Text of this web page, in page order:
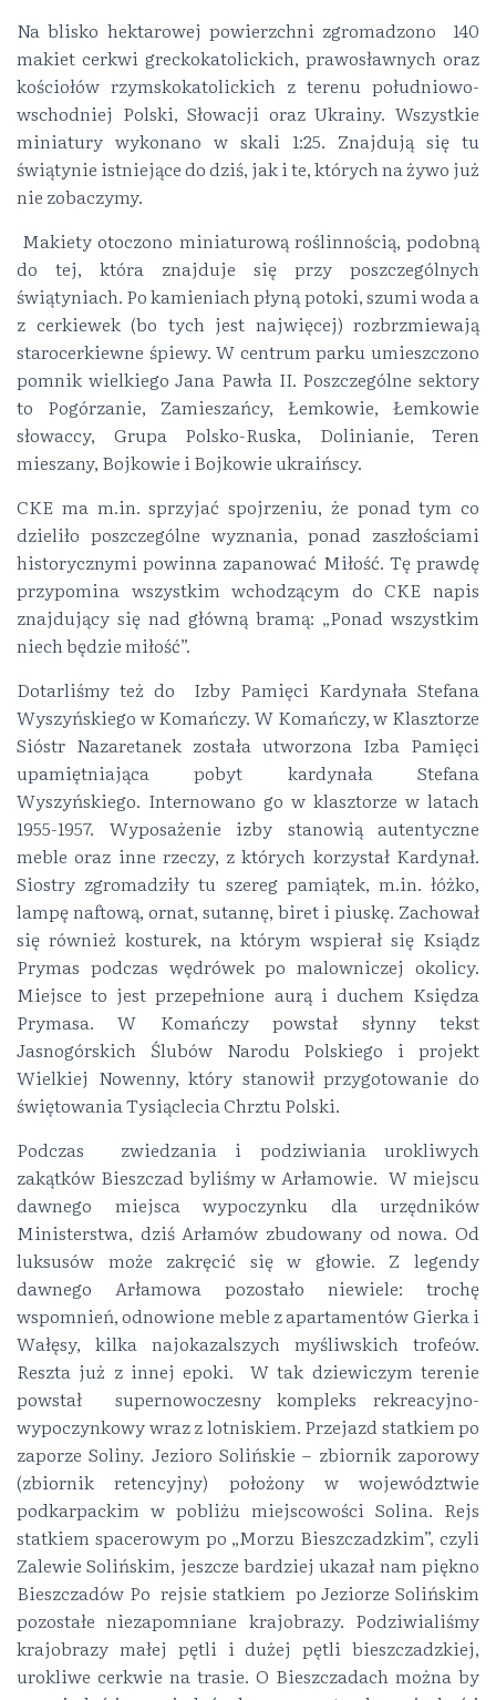
Na blisko hektarowej powierzchni zgromadzono 140
makiet cerkwi greckokatolickich, prawosławnych oraz
kościołów rzymskokatolickich z terenu południowo-
wschodniej Polski, Słowacji oraz Ukrainy. Wszystkie
miniatury wykonano w skali 1:25. Znajdują się tu
świątynie istniejące do dziś, jak i te, których na żywo już
nie zobaczymy.
Makiety otoczono miniaturową roślinnością, podobną
do tej, która znajduje się przy poszczególnych
świątyniach. Po kamieniach płyną potoki, szumi woda a
z cerkiewek (bo tych jest najwięcej) rozbrzmiewają
starocerkiewne śpiewy. W centrum parku umieszczono
pomnik wielkiego Jana Pawła II. Poszczególne sektory
to Pogórzanie, Zamieszańcy, Łemkowie, Łemkowie
słowaccy, Grupa Polsko-Ruska, Dolinianie, Teren
mieszany, Bojkowie i Bojkowie ukraińscy.
CKE ma m.in. sprzyjać spojrzeniu, że ponad tym co
dzieliło poszczególne wyznania, ponad zaszłościami
historycznymi powinna zapanować Miłość. Tę prawdę
przypomina wszystkim wchodzącym do CKE napis
znajdujący się nad główną bramą: „Ponad wszystkim
niech będzie miłość”.
Dotarliśmy też do Izby Pamięci Kardynała Stefana
Wyszyńskiego w Komańczy. W Komańczy, w Klasztorze
Sióstr Nazaretanek została utworzona Izba Pamięci
upamiętniająca pobyt kardynała Stefana
Wyszyńskiego. Internowano go w klasztorze w latach
1955-1957. Wyposażenie izby stanowią autentyczne
meble oraz inne rzeczy, z których korzystał Kardynał.
Siostry zgromadziły tu szereg pamiątek, m.in. łóżko,
lampę naftową, ornat, sutannę, biret i piuskę. Zachował
się również kosturek, na którym wspierał się Ksiądz
Prymas podczas wędrówek po malowniczej okolicy.
Miejsce to jest przepełnione aurą i duchem Księdza
Prymasa. W Komańczy powstał słynny tekst
Jasnogórskich Ślubów Narodu Polskiego i projekt
Wielkiej Nowenny, który stanowił przygotowanie do
świętowania Tysiąclecia Chrztu Polski.
Podczas zwiedzania i podziwiania urokliwych
zakątków Bieszczad byliśmy w Arłamowie. W miejscu
dawnego miejsca wypoczynku dla urzędników
Ministerstwa, dziś Arłamów zbudowany od nowa. Od
luksusów może zakręcić się w głowie. Z legendy
dawnego Arłamowa pozostało niewiele: trochę
wspomnień, odnowione meble z apartamentów Gierka i
Wałęsy, kilka najokazalszych myśliwskich trofeów.
Reszta już z innej epoki. W tak dziewiczym terenie
powstał supernowoczesny kompleks rekreacyjno-
wypoczynkowy wraz z lotniskiem. Przejazd statkiem po
zaporze Soliny. Jezioro Solińskie – zbiornik zaporowy
(zbiornik retencyjny) położony w województwie
podkarpackim w pobliżu miejscowości Solina. Rejs
statkiem spacerowym po „Morzu Bieszczadzkim”, czyli
Zalewie Solińskim, jeszcze bardziej ukazał nam piękno
Bieszczadów Po rejsie statkiem po Jeziorze Solińskim
pozostałe niezapomniane krajobrazy. Podziwialiśmy
krajobrazy małej pętli i dużej pętli bieszczadzkiej,
urokliwe cerkwie na trasie. O Bieszczadach można by